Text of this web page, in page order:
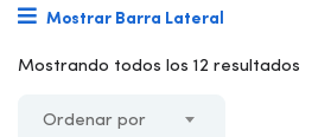
Mostrar Barra Lateral
Mostrando todos los 12 resultados
Ordenar por